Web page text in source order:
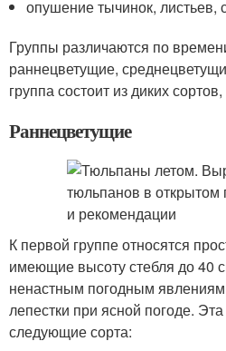
опушение тычинок, листьев,
Группы различаются по
раннецветущие,
группа состоит из диких
Раннецветущие
К первой группе относятся
имеющие высоту стебля до 40
ненастным погодным
лепестки при ясной погоде.
следующие сорта: